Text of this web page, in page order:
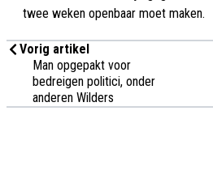
twee weken openbaar moet maken.
Vorig artikel
Man opgepakt voor
bedreigen politici, onder
anderen Wilders